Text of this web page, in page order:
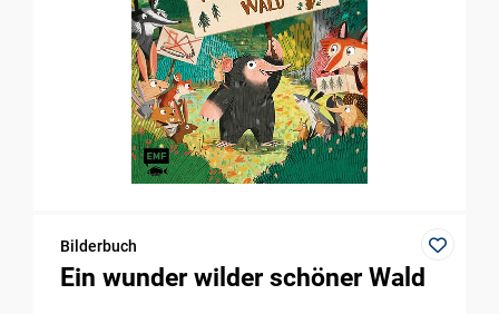
Bilderbuch
Ein wunder wilder schöner Wald